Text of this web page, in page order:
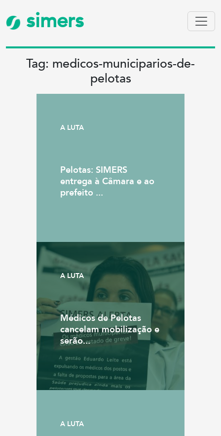
simers
Tag: medicos-municiparios-de-
pelotas
A LUTA
Pelotas: SIMERS
entrega à Câmara e ao
prefeito ...
A LUTA
Médicos de Pelotas
cancelam mobilização e
serão...
A LUTA